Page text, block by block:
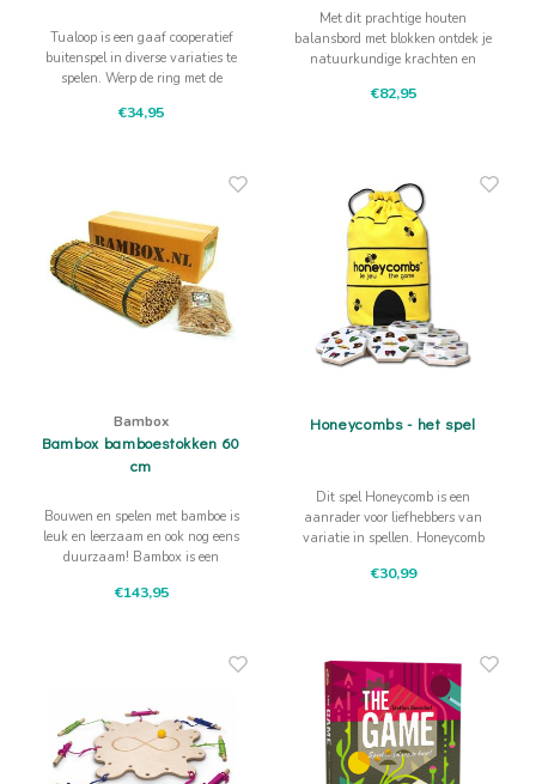
Tualoop is een gaaf cooperatief
buitenspel in diverse variaties te
spelen. Werp de ring met de
hem weer op.
€34,95
Met dit prachtige houten
balansbord met blokken ontdek je
natuurkundige krachten en
evenwicht of speel allerlei leuke
€82,95
Bambox
Bambox bamboestokken 60
cm
Bouwen en spelen met bamboe is
leuk en leerzaam en ook nog eens
duurzaam! Bambox is een
samenwerken.
€143,95
Honeycombs - het spel
Dit spel Honeycomb is een
aanrader voor liefhebbers van
variatie in spellen. Honeycomb
een competitieve en coöperatieve
€30,99